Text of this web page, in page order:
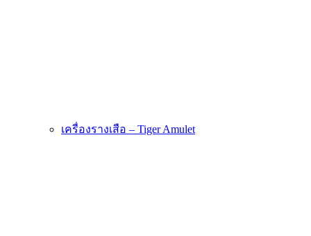
เครื่องรางเสือ – Tiger Amulet